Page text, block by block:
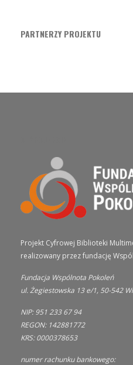
PARTNERZY PROJEKTU
Projekt Cyfrowej Biblioteki
realizowany przez fundację
Fundacja Wspólnota Pokoleń
ul. Żegiestowska 13 e/1, 50-542
NIP: 951 233 67 94
REGON: 142881772
KRS: 0000378653
numer rachunku bankowego: